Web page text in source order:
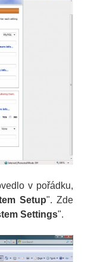
v pořádku,
Setup". Zde
Settings".